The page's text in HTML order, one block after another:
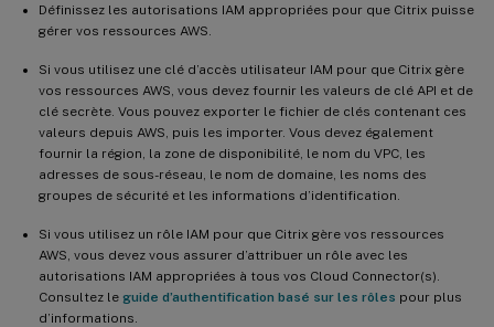
Définissez les autorisations IAM appropriées pour que Citrix puisse
gérer vos ressources AWS.
Si vous utilisez une clé d’accès utilisateur IAM pour que Citrix gère
vos ressources AWS, vous devez fournir les valeurs de clé API et de
clé secrète. Vous pouvez exporter le fichier de clés contenant ces
valeurs depuis AWS, puis les importer. Vous devez également
fournir la région, la zone de disponibilité, le nom du VPC, les
adresses de sous-réseau, le nom de domaine, les noms des
groupes de sécurité et les informations d’identification.
Si vous utilisez un rôle IAM pour que Citrix gère vos ressources
AWS, vous devez vous assurer d’attribuer un rôle avec les
autorisations IAM appropriées à tous vos Cloud Connector(s).
Consultez le guide d’authentification basé sur les rôles pour plus
d’informations.